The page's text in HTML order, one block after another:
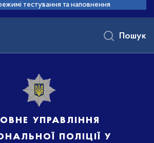
тестування та наповнення
управління
поліції у
Пошук